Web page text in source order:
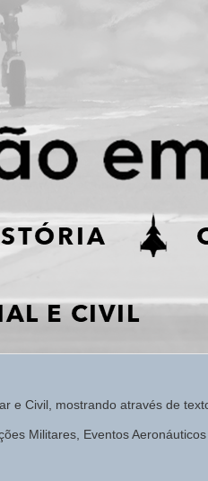
e Civil, mostrando através de
Militares, Eventos